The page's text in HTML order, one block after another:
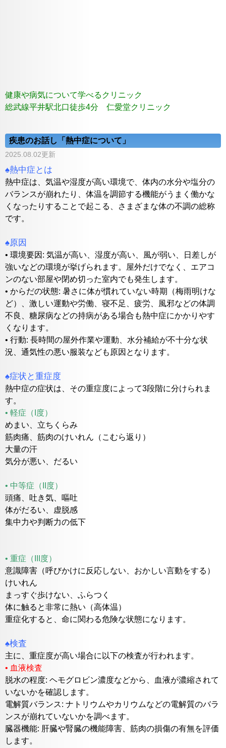
健康や病気について学べるクリニック
総武線平井駅北口徒歩4分 仁愛堂クリニック
疾患のお話し「熱中症について」
2025.08.02更新
♠熱中症とは
熱中症は、気温や湿度が高い環境で、体内の水分や塩分の
バランスが崩れたり、体温を調節する機能がうまく働かな
くなったりすることで起こる、さまざまな体の不調の総称
です。
♠原因
• 環境要因: 気温が高い、湿度が高い、風が弱い、日差しが
強いなどの環境が挙げられます。屋外だけでなく、エアコ
ンのない部屋や閉め切った室内でも発生します。
• からだの状態: 暑さに体が慣れていない時期（梅雨明けな
ど）、激しい運動や労働、寝不足、疲労、風邪などの体調
不良、糖尿病などの持病がある場合も熱中症にかかりやす
くなります。
• 行動: 長時間の屋外作業や運動、水分補給が不十分な状
況、通気性の悪い服装なども原因となります。
♠症状と重症度
熱中症の症状は、その重症度によって3段階に分けられま
す。
• 軽症（I度）
めまい、立ちくらみ
筋肉痛、筋肉のけいれん（こむら返り）
大量の汗
気分が悪い、だるい
• 中等症（II度）
頭痛、吐き気、嘔吐
体がだるい、虚脱感
集中力や判断力の低下
• 重症（III度）
意識障害（呼びかけに反応しない、おかしい言動をする）
けいれん
まっすぐ歩けない、ふらつく
体に触ると非常に熱い（高体温）
重症化すると、命に関わる危険な状態になります。
♠検査
主に、重症度が高い場合に以下の検査が行われます。
• 血液検査
脱水の程度: ヘモグロビン濃度などから、血液が濃縮されて
いないかを確認します。
電解質バランス: ナトリウムやカリウムなどの電解質のバラ
ンスが崩れていないかを調べます。
臓器機能: 肝臓や腎臓の機能障害、筋肉の損傷の有無を評価
します。